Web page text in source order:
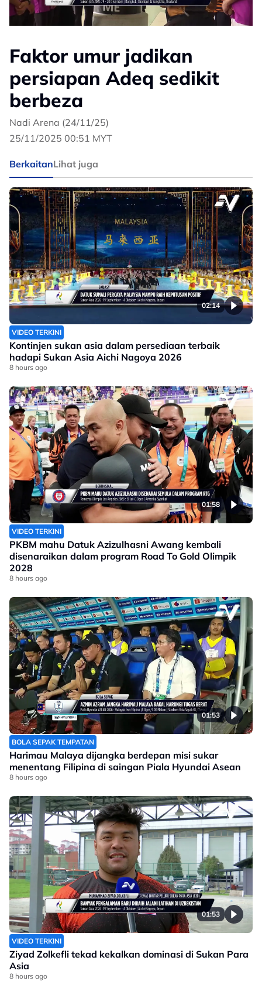
Faktor umur jadikan
persiapan Adeq sedikit
berbeza
Nadi Arena (24/11/25)
25/11/2025 00:51 MYT
BerkaitanLihat juga
02:14
VIDEO TERKINI
Kontinjen sukan asia dalam persediaan terbaik
hadapi Sukan Asia Aichi Nagoya 2026
8 hours ago
01:58
VIDEO TERKINI
PKBM mahu Datuk Azizulhasni Awang kembali
disenaraikan dalam program Road To Gold Olimpik
2028
8 hours ago
01:53
BOLA SEPAK TEMPATAN
Harimau Malaya dijangka berdepan misi sukar
menentang Filipina di saingan Piala Hyundai Asean
8 hours ago
01:53
VIDEO TERKINI
Ziyad Zolkefli tekad kekalkan dominasi di Sukan Para
Asia
8 hours ago